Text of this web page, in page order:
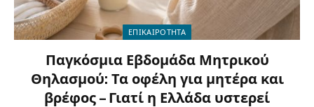
ΕΠΙΚΑΙΡΟΤΗΤΑ
Παγκόσμια Εβδομάδα Μητρικού
Θηλασμού: Τα οφέλη για μητέρα και
βρέφος – Γιατί η Ελλάδα υστερεί